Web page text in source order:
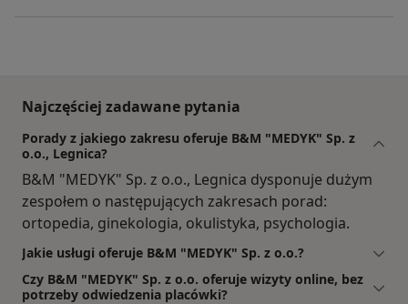
Najczęściej zadawane pytania
Porady z jakiego zakresu oferuje B&M "MEDYK" Sp. z
o.o., Legnica?
B&M "MEDYK" Sp. z o.o., Legnica dysponuje dużym
zespołem o następujących zakresach porad:
ortopedia, ginekologia, okulistyka, psychologia.
Jakie usługi oferuje B&M "MEDYK" Sp. z o.o.?
Czy B&M "MEDYK" Sp. z o.o. oferuje wizyty online, bez
potrzeby odwiedzenia placówki?